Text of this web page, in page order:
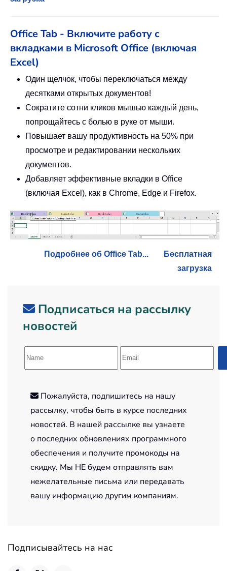
Office Tab - Включите работу с
вкладками в Microsoft Office (включая
Excel)
Один щелчок, чтобы переключаться между
десятками открытых документов!
Сократите сотни кликов мышью каждый день,
попрощайтесь с болью в руке от мыши.
Повышает вашу продуктивность на 50% при
просмотре и редактировании нескольких
документов.
Добавляет эффективные вкладки в Office
(включая Excel), как в Chrome, Edge и Firefox.
Подробнее об Office Tab...
Бесплатная
загрузка
Подписаться на рассылку
новостей
Пожалуйста, подпишитесь на нашу
рассылку, чтобы быть в курсе последних
новостей. В нашей рассылке вы узнаете
о последних обновлениях программного
обеспечения и получите промокоды на
скидку. Мы НЕ будем отправлять вам
нежелательные письма или передавать
вашу информацию другим компаниям.
Подписывайтесь на нас